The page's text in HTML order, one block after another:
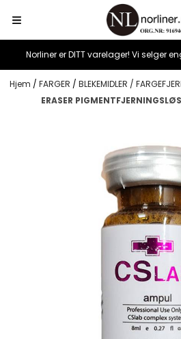
Hopp til innhold
Norliner er DITT varelager! Vi selger
Hjem / FARGER / BLEKEMIDLER /
ERASER